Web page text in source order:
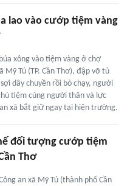
lao vào cướp tiệm vàng
xông vào tiệm vàng ở chợ
Mỹ Tú (TP. Cần Thơ), đập vỡ tủ
dây chuyền rồi bỏ chạy, người
tiệm cùng người thân và lực
xã bắt giữ ngay tại hiện trường.
đối tượng cướp tiệm
Thơ
an xã Mỹ Tú (thành phố Cần